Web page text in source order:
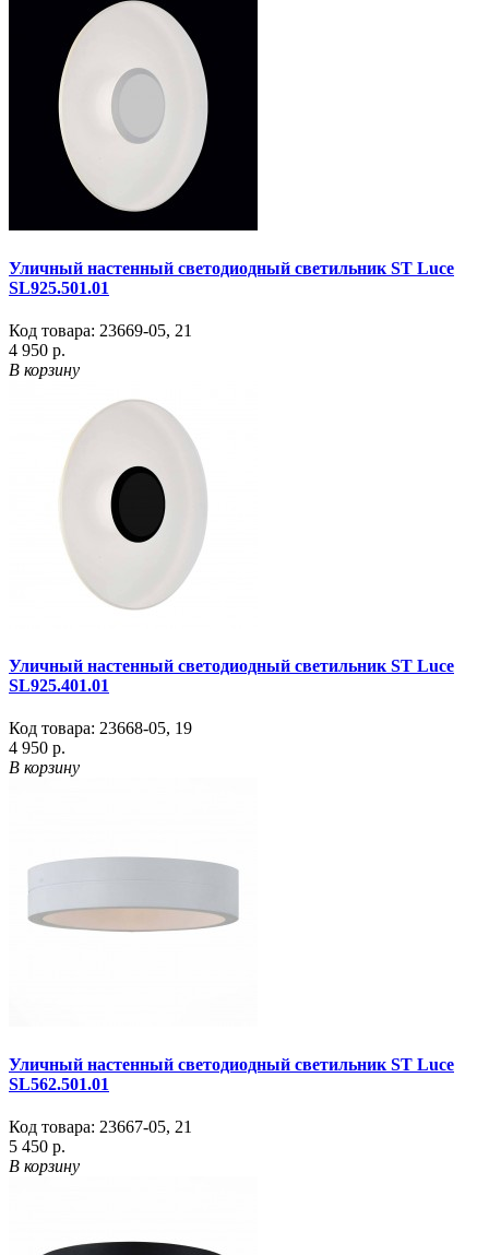
Уличный настенный светодиодный светильник ST Luce
SL925.501.01
Код товара: 23669-05, 21
4 950 р.
В корзину
Уличный настенный светодиодный светильник ST Luce
SL925.401.01
Код товара: 23668-05, 19
4 950 р.
В корзину
Уличный настенный светодиодный светильник ST Luce
SL562.501.01
Код товара: 23667-05, 21
5 450 р.
В корзину